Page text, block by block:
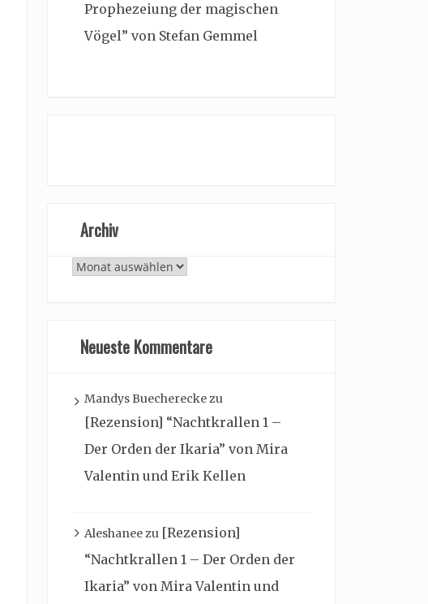
Prophezeiung der magischen
Vögel” von Stefan Gemmel
Archiv
Archiv
Neueste Kommentare
Mandys Buechereckezu
[Rezension] “Nachtkrallen 1 –
Der Orden der Ikaria” von Mira
Valentin und Erik Kellen
Aleshaneezu [Rezension]
“Nachtkrallen 1 – Der Orden der
Ikaria” von Mira Valentin und